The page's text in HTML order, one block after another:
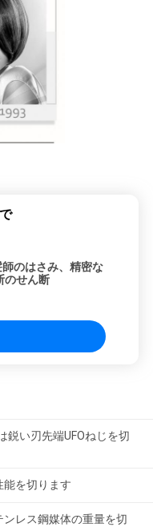
のはさみ、精密な
のせん断
鋭い刃先端UFOねじを切
を切ります
レス鋼媒体の重量を切